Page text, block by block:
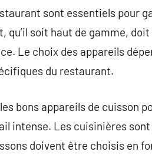
sont essentiels pour
qu’il soit haut de gamme,
Le choix des appareils
du restaurant.
bons appareils de cuisson
intense. Les cuisinières
doivent être choisis en